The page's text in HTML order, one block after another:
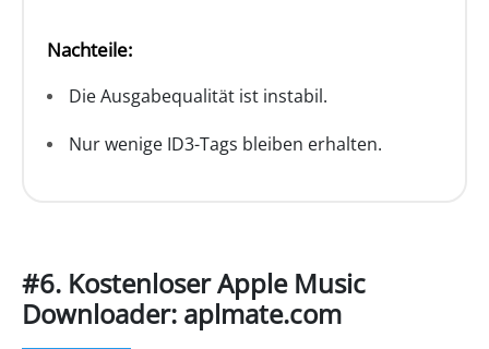
Nachteile:
Die Ausgabequalität ist instabil.
Nur wenige ID3-Tags bleiben erhalten.
#6. Kostenloser Apple Music
Downloader: aplmate.com